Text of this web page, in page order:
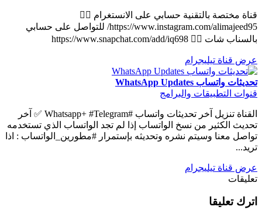
قناة مختصة بالتقنية حسابي على الانستغرام 👇🏻
https://www.instagram.com/alimajeed95/ للتواصل على حسابي
بالسناب شات 👇🏻 https://www.snapchat.com/add/iq698
عرض قناة تيليجرام
تحديثات واتساب WhatsApp Updates
قنوات التطبيقات والبرامج
القناة تنزيل آخر تحديثات واتساب #Whatsapp+ #Telegram ✅ آخر
تحديث الكثير من نسخ الواتساب إذا لم تجد الواتساب الذي تستخدمه
تواصل معنا وسيتم نشره وتحديثه بإستمرار #مطورين_الواتساب : اذا
تريد...
عرض قناة تيليجرام
تعليقات
اترك تعليقا